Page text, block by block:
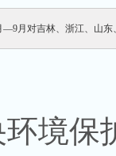
月对吉林、浙江、山
环境